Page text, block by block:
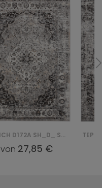
TEPPICH D167A SH_D_ SH_ VALLEY - SZARY, CZARNY
von 27,85 €